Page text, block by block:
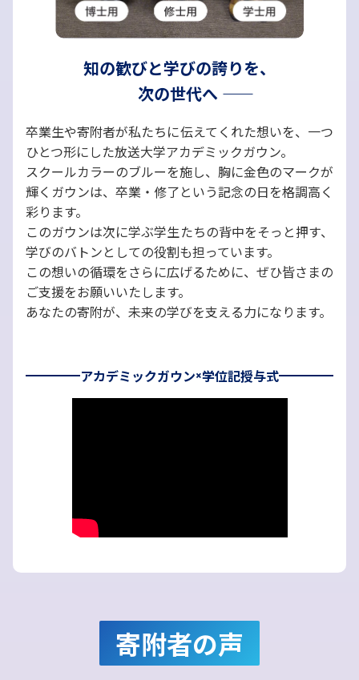
知の歓びと学びの誇りを、
次の世代へ ――
卒業生や寄附者が私たちに伝えてくれた想いを、一つ
ひとつ形にした放送大学アカデミックガウン。
スクールカラーのブルーを施し、胸に金色のマークが
輝くガウンは、卒業・修了という記念の日を格調高く
彩ります。
このガウンは次に学ぶ学生たちの背中をそっと押す、
学びのバトンとしての役割も担っています。
この想いの循環をさらに広げるために、ぜひ皆さまの
ご支援をお願いいたします。
あなたの寄附が、未来の学びを支える力になります。
アカデミックガウン×学位記授与式
寄附者の声